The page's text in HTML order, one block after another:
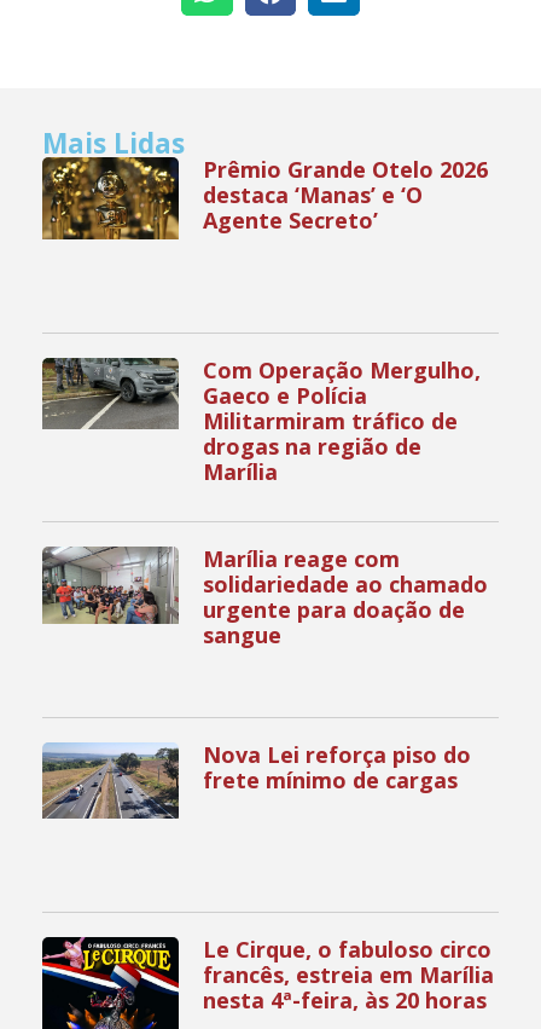
Mais Lidas
Prêmio Grande Otelo 2026
destaca ‘Manas’ e ‘O
Agente Secreto’
Com Operação Mergulho,
Gaeco e Polícia
Militarmiram tráfico de
drogas na região de
Marília
Marília reage com
solidariedade ao chamado
urgente para doação de
sangue
Nova Lei reforça piso do
frete mínimo de cargas
Le Cirque, o fabuloso circo
francês, estreia em Marília
nesta 4ª-feira, às 20 horas